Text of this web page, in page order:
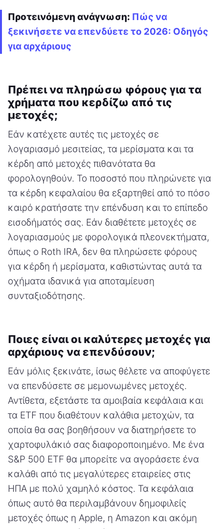
Προτεινόμενη ανάγνωση: Πώς να
ξεκινήσετε να επενδύετε το 2026: Οδηγός
για αρχάριους
Πρέπει να πληρώσω φόρους για τα
χρήματα που κερδίζω από τις
μετοχές;
Εάν κατέχετε αυτές τις μετοχές σε
λογαριασμό μεσιτείας, τα μερίσματα και τα
κέρδη από μετοχές πιθανότατα θα
φορολογηθούν. Το ποσοστό που πληρώνετε για
τα κέρδη κεφαλαίου θα εξαρτηθεί από το πόσο
καιρό κρατήσατε την επένδυση και το επίπεδο
εισοδήματός σας. Εάν διαθέτετε μετοχές σε
λογαριασμούς με φορολογικά πλεονεκτήματα,
όπως ο Roth IRA, δεν θα πληρώσετε φόρους
για κέρδη ή μερίσματα, καθιστώντας αυτά τα
οχήματα ιδανικά για αποταμίευση
συνταξιοδότησης.
Ποιες είναι οι καλύτερες μετοχές για
αρχάριους να επενδύσουν;
Εάν μόλις ξεκινάτε, ίσως θέλετε να αποφύγετε
να επενδύσετε σε μεμονωμένες μετοχές.
Αντίθετα, εξετάστε τα αμοιβαία κεφάλαια και
τα ETF που διαθέτουν καλάθια μετοχών, τα
οποία θα σας βοηθήσουν να διατηρήσετε το
χαρτοφυλάκιό σας διαφοροποιημένο. Με ένα
S&P 500 ETF θα μπορείτε να αγοράσετε ένα
καλάθι από τις μεγαλύτερες εταιρείες στις
ΗΠΑ με πολύ χαμηλό κόστος. Τα κεφάλαια
όπως αυτό θα περιλαμβάνουν δημοφιλείς
μετοχές όπως η Apple, η Amazon και ακόμη